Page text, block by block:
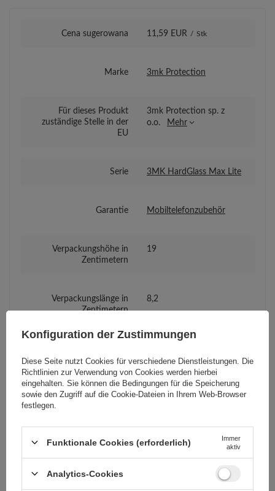
Cena sugerowana 11,59 EUR / Stk
Marke 3mk Protection
Für dieses Produkt
zuständige Stelle in der
EU
3mk Protection sp. z
o.o.
Mehr
Serie 3MK HardGlass Max Lite
Garantie Mobiltelefonzubehör
Verpackungshöhe in
Zentimetern
19
Verpackungslänge in
Zentimetern
8,2
Zentimetern
Kompatibilität -
Oppo
Kompatibilität -
Gerätemodell
Oppo Reno 10
Konfiguration der Zustimmungen
Diese Seite nutzt Cookies für verschiedene Dienstleistungen. Die
Richtlinien zur Verwendung von Cookies werden hierbei
eingehalten. Sie können die Bedingungen für die Speicherung
sowie den Zugriff auf die Cookie-Dateien in Ihrem Web-Browser
festlegen.
Funktionale Cookies (erforderlich)
Immer
aktiv
Analytics-Cookies